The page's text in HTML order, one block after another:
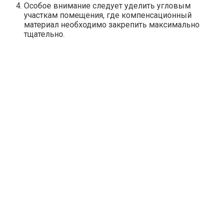
Особое внимание следует уделить угловым
участкам помещения, где компенсационный
материал необходимо закрепить максимально
тщательно.